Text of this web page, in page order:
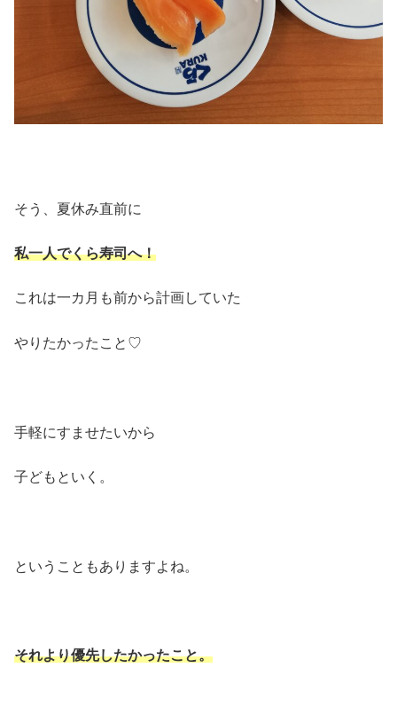
そう、夏休み直前に
私一人でくら寿司へ！
これは一カ月も前から計画していた
やりたかったこと♡
手軽にすませたいから
子どもといく。
ということもありますよね。
それより優先したかったこと。